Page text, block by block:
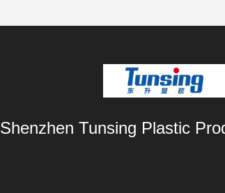
Shenzhen Tunsing Plastic